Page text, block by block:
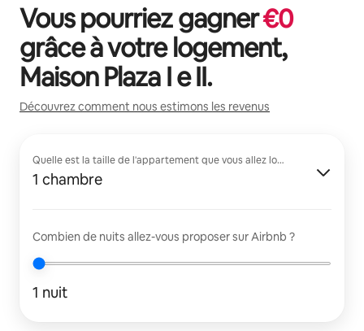
Vous pourriez gagner€0
grâce à votre logement,
Maison Plaza I e II.
Découvrez comment nous estimons les revenus
Quelle est la taille de l'appartement que vous allez louer ?
1 chambre
Combien de nuits allez-vous proposer sur Airbnb ?
1 nuit